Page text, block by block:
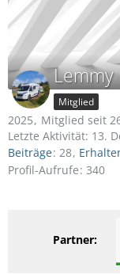
Lemmy
Mitglied
2025
Mitglied seit
Letzte Aktivität: 13.
Beiträge 28
Profil-Aufrufe 340
Partner: